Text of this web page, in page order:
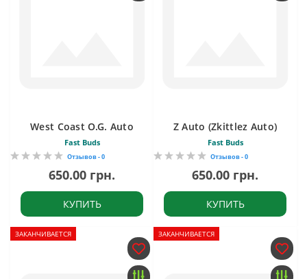
West Coast O.G. Auto
Fast Buds
Отзывов - 0
650.00 грн.
КУПИТЬ
Z Auto (Zkittlez Auto)
Fast Buds
Отзывов - 0
650.00 грн.
КУПИТЬ
ЗАКАНЧИВАЕТСЯ ЗАКАНЧИВАЕТСЯ